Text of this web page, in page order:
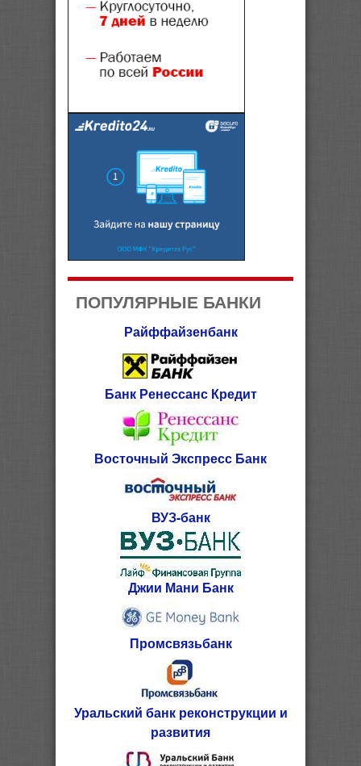
ПОПУЛЯРНЫЕ БАНКИ
Райффайзенбанк
Банк Ренессанс Кредит
Восточный Экспресс Банк
ВУЗ-банк
Джии Мани Банк
Промсвязьбанк
Уральский банк реконструкции и
развития